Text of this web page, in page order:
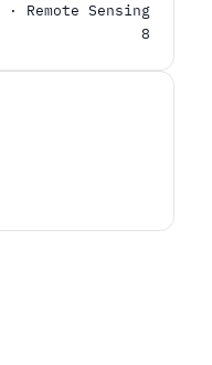
· Remote Sensing
8